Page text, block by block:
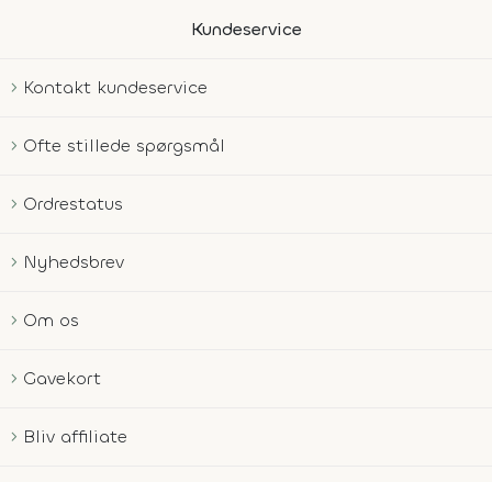
Kundeservice
Kontakt kundeservice
Ofte stillede spørgsmål
Ordrestatus
Nyhedsbrev
Om os
Gavekort
Bliv affiliate